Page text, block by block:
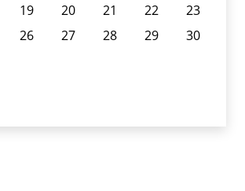
19 20 21 22
23
26 27 28 29
30